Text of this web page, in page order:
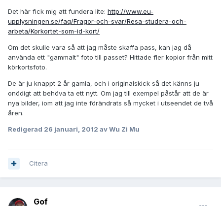
Det här fick mig att fundera lite: http://www.eu-
upplysningen.se/faq/Fragor-och-svar/Resa-studera-och-
arbeta/Korkortet-som-id-kort/
Om det skulle vara så att jag måste skaffa pass, kan jag då
använda ett "gammalt" foto till passet? Hittade fler kopior från mitt
körkortsfoto.
De är ju knappt 2 år gamla, och i originalskick så det känns ju
onödigt att behöva ta ett nytt. Om jag till exempel påstår att de är
nya bilder, iom att jag inte förändrats så mycket i utseendet de två
åren.
Redigerad 26 januari, 2012 av Wu Zi Mu
Citera
Gof